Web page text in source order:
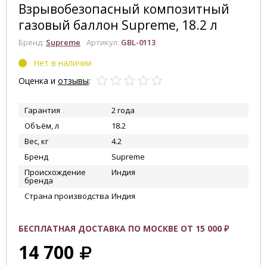
Взрывобезопасный композитный
газовый баллон Supreme, 18.2 л
Бренд: Supreme Артикул: GBL-0113
Нет в наличии
Оценка и отзывы:
Гарантия
2 года
Объём, л
18.2
Вес, кг
4.2
Бренд
Supreme
Происхождение
бренда
Индия
Страна производства Индия
БЕСПЛАТНАЯ ДОСТАВКА ПО МОСКВЕ ОТ 15 000 ₽
14 700